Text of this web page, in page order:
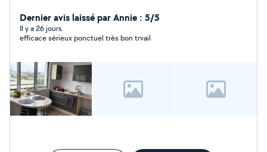
Dernier avis laissé par Annie : 5/5
Il y a 26 jours
efficace sérieux ponctuel très bon trvail